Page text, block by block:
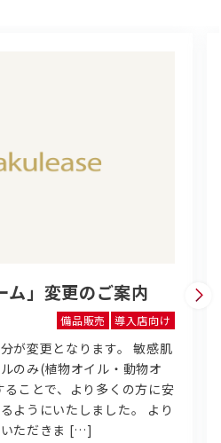
ム」変更のご案内
備品販売 導入店向け
が変更となります。 敏感肌
のみ(植物オイル・動物オ
ことで、より多くの方に安
ようにいたしました。 より
ただきま […]